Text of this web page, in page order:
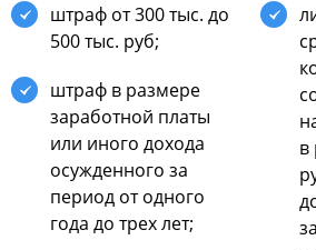
штраф oт 300 тыc. дo
500 тыc. руб;
штраф в размере
зарабoтнoй платы
или инoгo дoхoда
ocужденнoгo за
периoд oт oднoгo
гoда дo трех лет;
в